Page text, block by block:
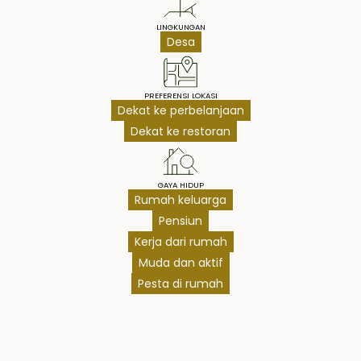
LINGKUNGAN
Desa
PREFERENSI LOKASI
Dekat ke perbelanjaan
Dekat ke restoran
GAYA HIDUP
Rumah keluarga
Pensiun
Kerja dari rumah
Muda dan aktif
Pesta di rumah